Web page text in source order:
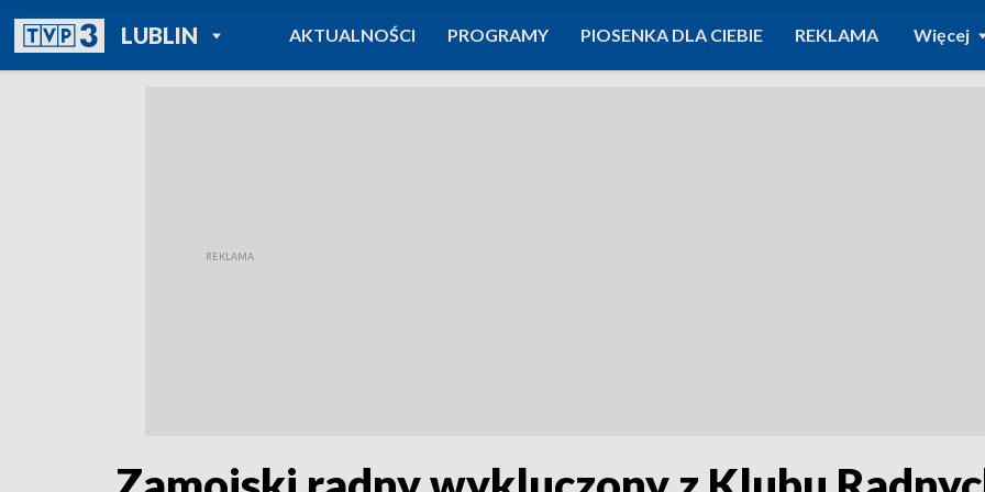
LUBLINPOWRÓT DO
TVP REGIONY
AKTUALNOŚCI PROGRAMY PIOSENKA DLA CIEBIE REKLAMA Więcej